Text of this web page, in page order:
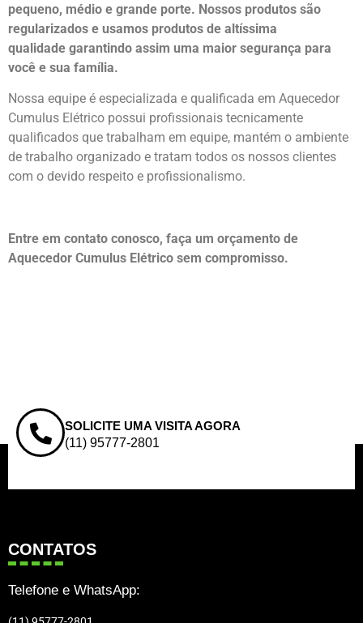
pequeno, médio e grande porte. Nossos produtos são
regularizados e usamos produtos de altíssima
qualidade garantindo assim uma maior segurança para
você e sua família.
Nossa equipe é especializada e qualificada em Aquecedor
Cumulus Elétrico possui profissionais tecnicamente
qualificados que trabalham em equipe, mantém o ambiente
de trabalho organizado e tratam todos os nossos clientes
com o devido respeito e profissionalismo.
Entre em contato conosco, faça um orçamento de
Aquecedor Cumulus Elétrico sem compromisso.
SOLICITE UMA VISITA AGORA
(11) 95777-2801
CONTATOS
Telefone e WhatsApp: